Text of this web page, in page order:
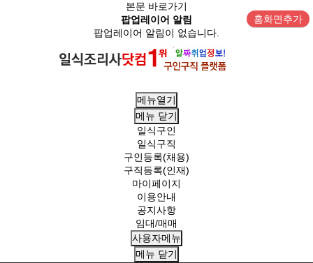
본문 바로가기
팝업레이어 알림
팝업레이어 알림이 없습니다.
홈화면추가
메뉴열기
메뉴 닫기
일식구인
일식구직
구인등록(채용)
구직등록(인재)
마이페이지
이용안내
공지사항
임대/매매
사용자메뉴
메뉴 닫기